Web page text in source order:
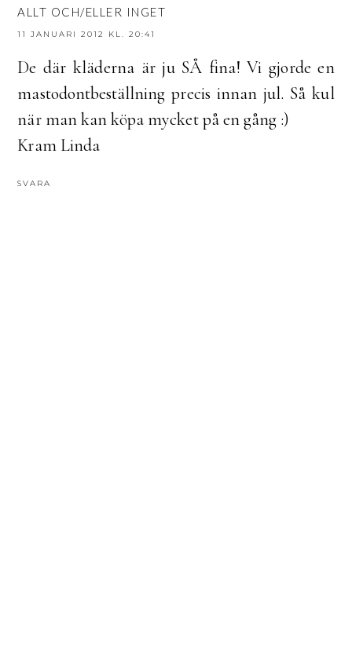
ALLT OCH/ELLER INGET
11 JANUARI 2012 KL. 20:41
De där kläderna är ju SÅ fina! Vi gjorde en
mastodontbeställning precis innan jul. Så kul
när man kan köpa mycket på en gång :)
Kram Linda
SVARA